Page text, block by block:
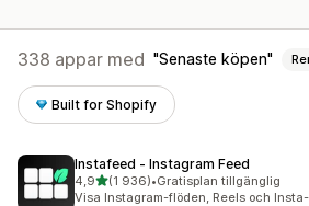
338 appar med Senaste köpen
Built for Shopify
Instafeed ‑ Instagram Feed
4,9av 5 stjärnor
(1 936)
1936 recensioner totalt
•Gratisplan tillgänglig
Visa Instagram-flöden, Reels och